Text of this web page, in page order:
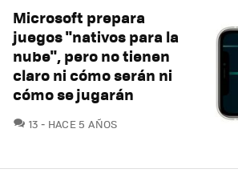
Microsoft prepara
juegos "nativos para la
nube", pero no tienen
claro ni cómo serán ni
cómo se jugarán
13 COMENTARIOS
HACE 5 AÑOS